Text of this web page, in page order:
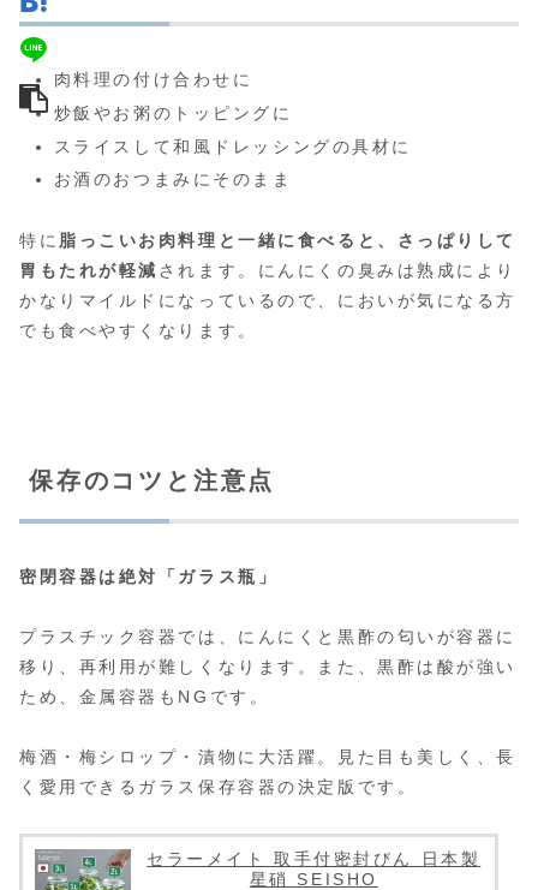
肉料理の付け合わせに
炒飯やお粥のトッピングに
スライスして和風ドレッシングの具材に
お酒のおつまみにそのまま
特に 脂っこいお肉料理と一緒に食べると、さっぱりして
胃もたれが軽減 されます。にんにくの臭みは熟成により
かなりマイルドになっているので、においが気になる方
でも食べやすくなります。
保存のコツと注意点
密閉容器は絶対「ガラス瓶」
プラスチック容器では、にんにくと黒酢の匂いが容器に
移り、再利用が難しくなります。また、黒酢は酸が強い
ため、金属容器もNGです。
梅酒・梅シロップ・漬物に大活躍。見た目も美しく、長
く愛用できるガラス保存容器の決定版です。
セラーメイト 取手付密封びん 日本製
星硝 SEISHO